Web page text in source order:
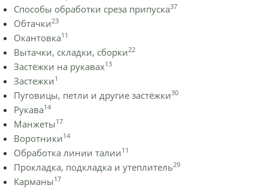
Способы обработки среза припуска37
Обтачки23
Окантовка11
Вытачки, складки, сборки22
Застёжки на рукавах13
Застежки1
Пуговицы, петли и другие застёжки30
Рукава14
Манжеты17
Воротники14
Обработка линии талии11
Прокладка, подкладка и утеплитель29
Карманы17